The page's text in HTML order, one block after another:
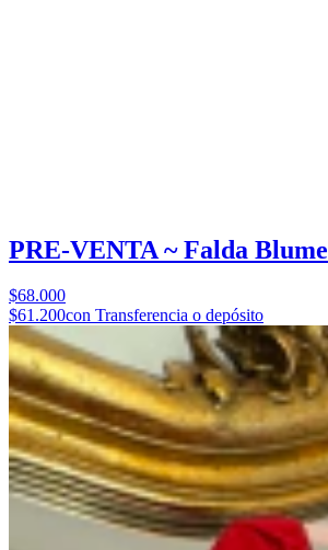
PRE-VENTA ~ Falda Blume
$68.000
$61.200con Transferencia o depósito